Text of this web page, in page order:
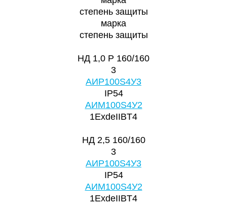
степень защиты
марка
степень защиты
НД 1,0 Р 160/160
3
АИР100S4У3
IP54
АИМ100S4У2
1ExdeIIBT4
НД 2,5 160/160
3
АИР100S4У3
IP54
АИМ100S4У2
1ExdeIIBT4